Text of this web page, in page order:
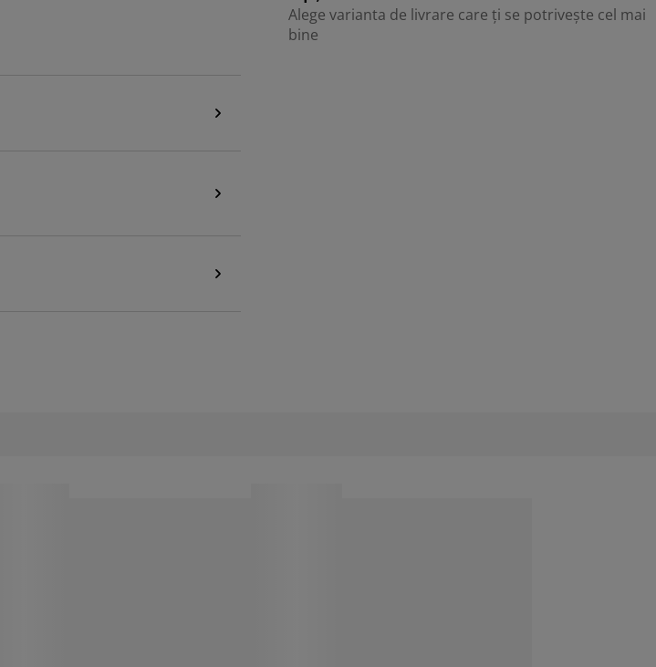
Alege varianta de livrare care ți se potrivește cel mai
bine